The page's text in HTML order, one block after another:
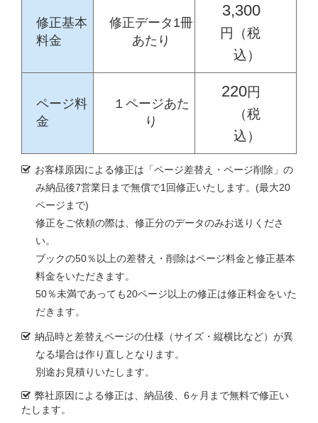
修正基本
料金
修正データ1冊
あたり
3,300
円（税
込）
ページ料
金
１ページあた
り
220円
（税
込）
お客様原因による修正は「ページ差替え・ページ削除」の
み納品後7営業日まで無償で1回修正いたします。(最大20
ページまで)
修正をご依頼の際は、修正分のデータのみお送りくださ
い。
ブックの50％以上の差替え・削除はページ料金と修正基本
料金をいただきます。
50％未満であっても20ページ以上の修正は修正料金をいた
だきます。
納品時と差替えページの仕様（サイズ・縦横比など）が異
なる場合は作り直しとなります。
別途お見積りいたします。
弊社原因による修正は、納品後、6ヶ月まで無料で修正い
たします。